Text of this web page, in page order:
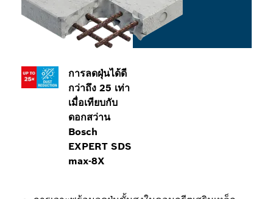
การลดฝุ่นได้ดี
กว่าถึง 25 เท่า
เมื่อเทียบกับ
ดอกสว่าน
Bosch
EXPERT SDS
max-8X